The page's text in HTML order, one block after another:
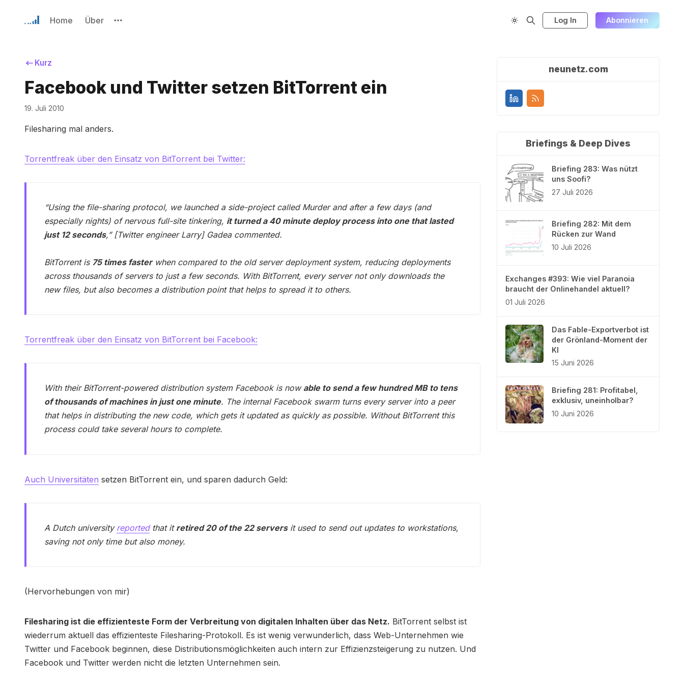
Home Über Log In Abonnieren
Kurz
Facebook und Twitter setzen BitTorrent ein
19. Juli 2010
Filesharing mal anders.
Torrentfreak über den Einsatz von BitTorrent bei Twitter:
“Using the file-sharing protocol, we launched a side-project called Murder and after a few days (and
especially nights) of nervous full-site tinkering, it turned a 40 minute deploy process into one that lasted
just 12 seconds,” [Twitter engineer Larry] Gadea commented.
BitTorrent is 75 times fasterwhen compared to the old server deployment system, reducing deployments
across thousands of servers to just a few seconds. With BitTorrent, every server not only downloads the
new files, but also becomes a distribution point that helps to spread it to others.
Torrentfreak über den Einsatz von BitTorrent bei Facebook:
With their BitTorrent-powered distribution system Facebook is now able to send a few hundred MB to tens
of thousands of machines in just one minute. The internal Facebook swarm turns every server into a peer
that helps in distributing the new code, which gets it updated as quickly as possible. Without BitTorrent this
process could take several hours to complete.
Auch Universitäten setzen BitTorrent ein, und sparen dadurch Geld:
A Dutch university reportedthat it retired 20 of the 22 serversit used to send out updates to workstations,
saving not only time but also money.
(Hervorhebungen von mir)
Filesharing ist die effizienteste Form der Verbreitung von digitalen Inhalten über das Netz. BitTorrent selbst ist
wiederrum aktuell das effizienteste Filesharing-Protokoll. Es ist wenig verwunderlich, dass Web-Unternehmen wie
Twitter und Facebook beginnen, diese Distributionsmöglichkeiten auch intern zur Effizienzsteigerung zu nutzen. Und
Facebook und Twitter werden nicht die letzten Unternehmen sein.
neunetz.com
Briefings & Deep Dives
Briefing 283: Was nützt
uns Soofi?
27 Juli 2026
Briefing 282: Mit dem
Rücken zur Wand
10 Juli 2026
Exchanges #393: Wie viel Paranoia
braucht der Onlinehandel aktuell?
01 Juli 2026
Das Fable-Exportverbot ist
der Grönland-Moment der
KI
15 Juni 2026
Briefing 281: Profitabel,
exklusiv, uneinholbar?
10 Juni 2026